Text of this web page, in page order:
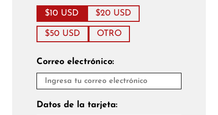
$10 USD $20 USD
$50 USD OTRO
Correo electrónico:
Datos de la tarjeta: